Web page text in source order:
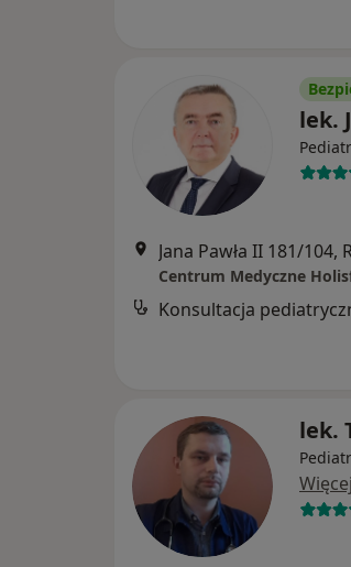
lek.
Jana Pawła II 181/104,
Centrum Medyczne
Konsultacja
lek.
Więcej